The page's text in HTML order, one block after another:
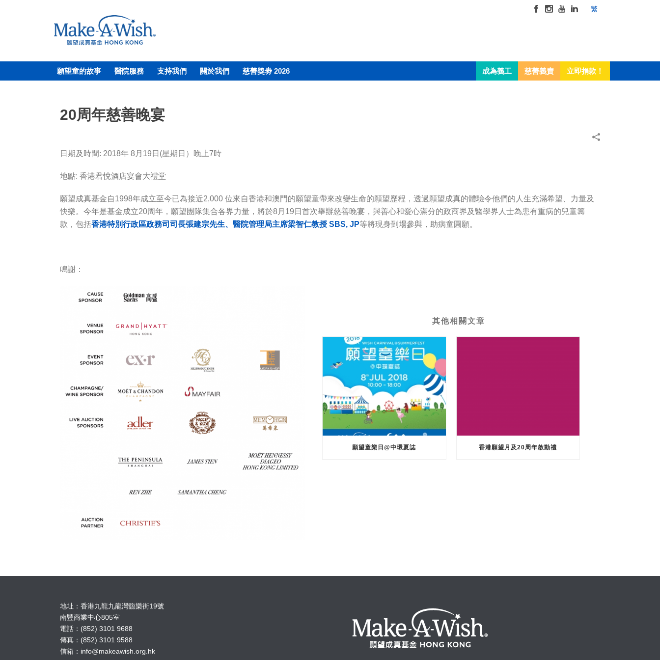
繁
願望童的故事 醫院服務 支持我們 關於我們 慈善獎劵 2026 成為義工 慈善義賣 立即捐款！
20周年慈善晚宴
日期及時間: 2018年 8月19日(星期日）晚上7時
地點: 香港君悅酒店宴會大禮堂
願望成真基金自1998年成立至今已為接近2,000 位來自香港和澳門的願望童帶來改變生命的願望歷程，透過願望成真的體驗令他們的人生充滿希望、力量及
快樂。今年是基金成立20周年，願望團隊集合各界力量，將於8月19日首次舉辦慈善晚宴，與善心和愛心滿分的政商界及醫學界人士為患有重病的兒童籌
款，包括香港特別行政區政務司司長張建宗先生、醫院管理局主席梁智仁教授 SBS, JP等將現身到場參與，助病童圓願。
鳴謝：
其他相關文章
願望童樂日@中環夏誌 香港願望月及20周年啟動禮
地址：香港九龍九龍灣臨樂街19號
南豐商業中心805室
電話：(852) 3101 9688
傳真：(852) 3101 9588
信箱： info@makeawish.org.hk